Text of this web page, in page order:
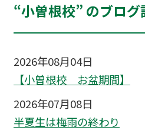
“小曽根校” のブログ
2026年08月04日
【小曽根校 お盆期間】
2026年07月08日
半夏生は梅雨の終わり